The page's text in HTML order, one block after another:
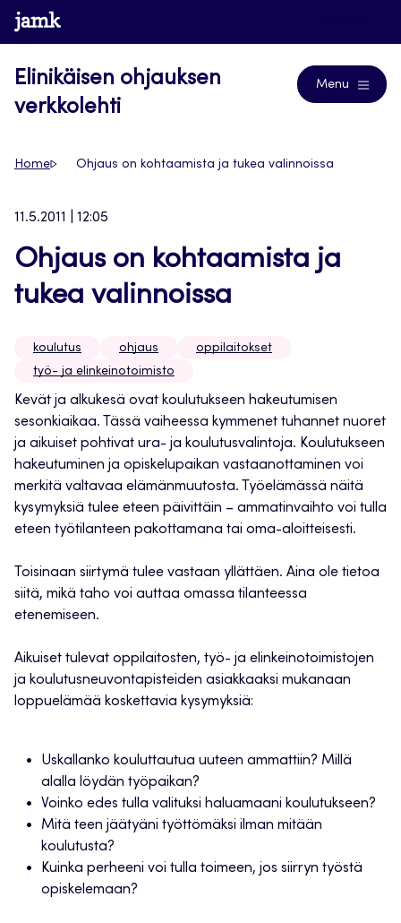
Siirry
suoraan
www.jamk.fi
Elinikäisen ohjauksen
verkkolehti
Menu
Home Ohjaus on kohtaamista ja tukea valinnoissa
11.5.2011 | 12:05
Ohjaus on kohtaamista ja
tukea valinnoissa
koulutus ohjaus
oppilaitokset
työ- ja elinkeinotoimisto
Kevät ja alkukesä ovat koulutukseen hakeutumisen
sesonkiaikaa. Tässä vaiheessa kymmenet tuhannet nuoret
ja aikuiset pohtivat ura- ja koulutusvalintoja. Koulutukseen
hakeutuminen ja opiskelupaikan vastaanottaminen voi
merkitä valtavaa elämänmuutosta. Työelämässä näitä
kysymyksiä tulee eteen päivittäin – ammatinvaihto voi tulla
eteen työtilanteen pakottamana tai oma-aloitteisesti.
Toisinaan siirtymä tulee vastaan yllättäen. Aina ole tietoa
siitä, mikä taho voi auttaa omassa tilanteessa
etenemiseen.
Aikuiset tulevat oppilaitosten, työ- ja elinkeinotoimistojen
ja koulutusneuvontapisteiden asiakkaaksi mukanaan
loppuelämää koskettavia kysymyksiä:
Uskallanko kouluttautua uuteen ammattiin? Millä
alalla löydän työpaikan?
Voinko edes tulla valituksi haluamaani koulutukseen?
Mitä teen jäätyäni työttömäksi ilman mitään
koulutusta?
Kuinka perheeni voi tulla toimeen, jos siirryn työstä
opiskelemaan?